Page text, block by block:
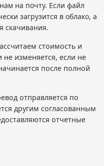
на почту. Если файл
загрузится в облако, а
скачивания.
стоимость и
не изменяется, если не
после полной
отправляется по
другим согласованным
отчетные